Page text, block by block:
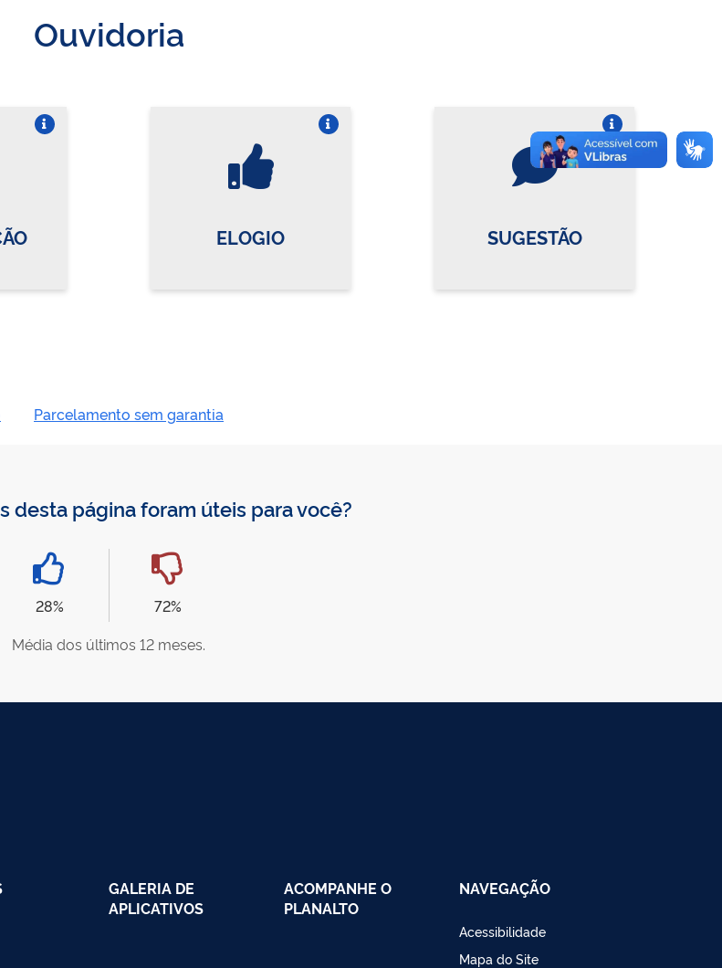
Ouvidoria
ELOGIO SUGESTÃO
Vire o card
Parcelamento sem garantia
desta página foram úteis para você?
28%
72%
Média dos últimos 12 meses.
GALERIA DE
APLICATIVOS
ACOMPANHE O
PLANALTO
NAVEGAÇÃO
Acessibilidade
Mapa do Site